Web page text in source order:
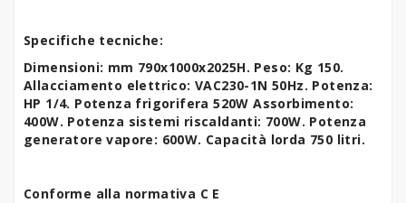
Specifiche tecniche:
Dimensioni: mm 790x1000x2025H. Peso: Kg 150.
Allacciamento elettrico: VAC230-1N 50Hz. Potenza:
HP 1/4. Potenza frigorifera 520W Assorbimento:
400W. Potenza sistemi riscaldanti: 700W. Potenza
generatore vapore: 600W. Capacità lorda 750 litri.
Conforme alla normativa C E